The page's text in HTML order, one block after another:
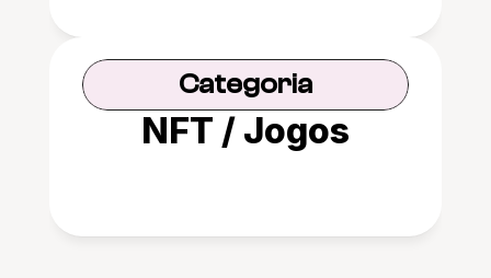
Categoria
NFT / Jogos